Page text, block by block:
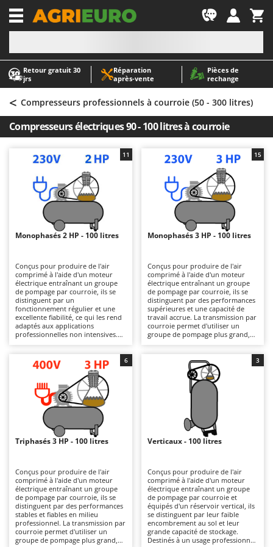
Retour gratuit 30
jrs
Réparation
après‑vente
Pièces de
rechange
-1
A
Abris de jardin
Accessoires pour tracteurs tondeuses autoportés
Aérateurs Scarificateurs pour gazon
Arracheuses de pommes de terre pour tracteur
Aspirateurs - Balais Électriques
Aspirateurs à cendres
Aspirateurs à feuilles sur roues
Aspirateurs de piscine
Aspirateurs Multifonctions
Atomiseurs pour traitements
Autolaveuses
Autres produits
B
Balayeuses
Bancs de scie pour le bois - Scies à bûches
Barbecues
Bennes pour tracteur
Brosses pour sols extérieurs
Brouettes à moteur
Broyeurs à axe horizontal pour tracteur
Butteurs pour tracteur
C
Chargeurs de batterie - Démarreurs
Charrues pour tracteur
A
AgriEuro Premium
AgriEuro TOP-LINE
AGT
Aima
Airmec
AL-KO
ALA 2000
Ama
Ambrogio Robot
Annovi Reverberi
ANTHBOT
Archman
Argo
Ariete
Artus
Attila
Awelco
B
Baesso
Bahco
< Compresseurs professionnels à courroie (50 - 300 litres)
Compresseurs électriques 90 - 100 litres à courroie
Monophasés 2 HP - 100 litres
Conçus pour produire de l'air
comprimé à l'aide d'un moteur
électrique entraînant un groupe
de pompage par courroie, ils se
distinguent par un
fonctionnement régulier et une
excellente fiabilité, ce qui les rend
adaptés aux applications
professionnelles non intensives.
pompage de plus grandes
dimensions, garantissant un débit
d’air plus élevé, une production
d’air plus régulière et une
meilleure continuité de
fonctionnement. Le réservoir de
100 litres garantit une importante
réserve d’air, améliorant
l’autonomie de fonctionnement et
limitant les redémarrages du
moteur ; la puissance de 2 CV offre
pour les applications
professionnelles standard.
Destinés à un usage allant du
niveau semi-professionnel au
niveau professionnel, ils
conviennent à des utilisations
fréquentes, telles que
l’alimentation d’outils
pneumatiques, le soufflage
11
Monophasés 3 HP - 100 litres
Conçus pour produire de l'air
comprimé à l'aide d'un moteur
électrique entraînant un groupe
de pompage par courroie, ils se
distinguent par des performances
supérieures et une capacité de
travail accrue. La transmission par
courroie permet d'utiliser un
groupe de pompage plus grand,
fiabilité et un meilleur rendement
en charge. Le réservoir de
100 litres offre une importante
réserve d’air, améliorant
l’autonomie de fonctionnement et
la stabilité de la pression, tandis
de répondre à des applications
plus exigeantes avec une plus
grande continuité de
fonctionnement. Destinés à un
professionnel, ils conviennent à
des utilisations fréquentes et
prolongées, telles que les travaux
de peinture, l’alimentation d’outils
pneumatiques, le soufflage
continu et les opérations
répétitives dans les garages et les
ateliers artisanaux. Ils nécessitent
un nettoyage des prises d’air et du
15
Triphasés 3 HP - 100 litres
Conçus pour produire de l'air
comprimé à l'aide d'un moteur
électrique entraînant un groupe
de pompage par courroie, ils se
distinguent par des performances
stables et fiables en milieu
professionnel. La transmission par
courroie permet d'utiliser un
groupe de pompage plus grand,
6
Verticaux - 100 litres
Conçus pour produire de l'air
comprimé à l'aide d'un moteur
électrique entraînant un groupe
de pompage par courroie et
équipés d'un réservoir vertical, ils
se distinguent par leur faible
encombrement au sol et leur
grande capacité de stockage.
Destinés à un usage professionnel,
3